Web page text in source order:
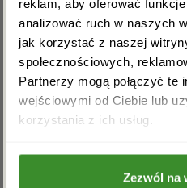
reklam, aby oferować
analizować ruch w naszych
jak korzystać z naszej
społecznościowych,
Partnerzy mogą połączyć te
wejściowymi od Ciebie lub
korzystania z ich usług.
Zezwól na
Bukiet Promyczek
139,00zł–
Akceptuję regulamin i
przetwarzanie powyższych